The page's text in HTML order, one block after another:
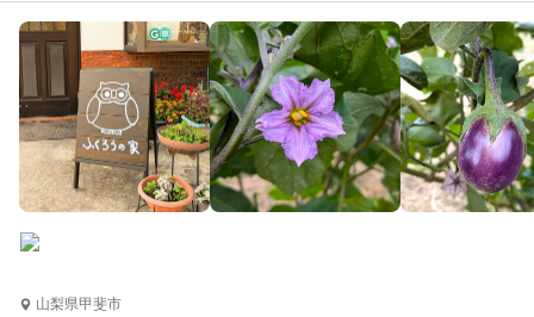
山梨県甲斐市